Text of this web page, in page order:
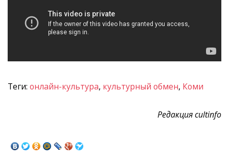
Теги: онлайн-культура, культурный обмен, Коми
Редакция cultinfo